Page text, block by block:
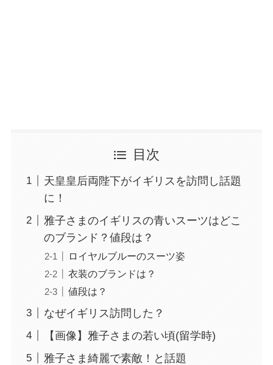
目次
天皇皇后両陛下がイギリスを訪問し話題
に！
雅子さまのイギリスの青いスーツはどこ
のブランド？値段は？
ロイヤルブルーのスーツ姿
衣装のブランドは？
値段は？
なぜイギリス訪問した？
【画像】雅子さまの若い頃(留学時)
雅子さま綺麗で素敵！と話題